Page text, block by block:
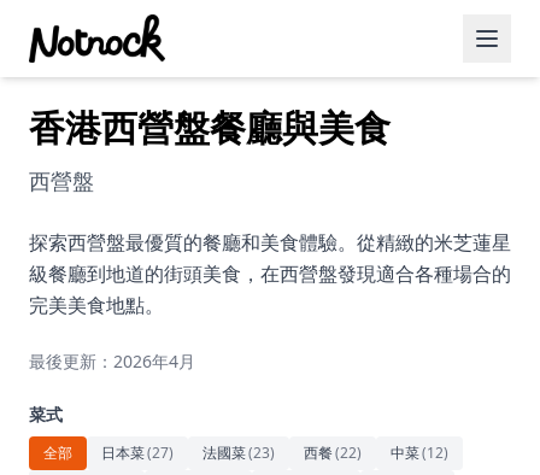
精選活動
博客文章
約會好去處
美食佳餚
運動
香港西營盤餐廳與美食
西營盤
探索西營盤最優質的餐廳和美食體驗。從精緻的米芝蓮星
級餐廳到地道的街頭美食，在西營盤發現適合各種場合的
完美美食地點。
最後更新：2026年4月
菜式
全部 日本菜(27) 法國菜(23) 西餐(22) 中菜(12)